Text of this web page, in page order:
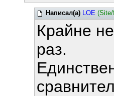
Написал(а) LOE
Крайне
раз.